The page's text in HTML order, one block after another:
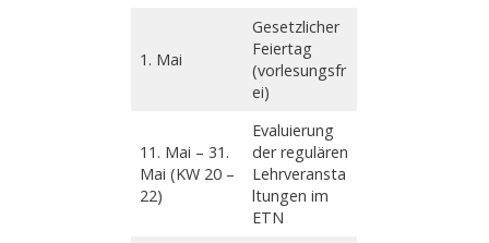
1. Mai
Gesetzlicher
Feiertag
(vorlesungsfr
ei)
11. Mai – 31.
Mai (KW 20 –
22)
Evaluierung
der regulären
Lehrveransta
ltungen im
ETN